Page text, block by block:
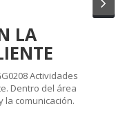
LA
Actividades
Dentro del área
la comunicación.